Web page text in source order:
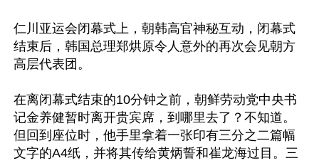
仁川亚运会闭幕式上，朝韩高官神秘互动，闭幕式
结束后，韩国总理郑烘原令人意外的再次会见朝方
高层代表团。
在离闭幕式结束的10分钟之前，朝鲜劳动党中央书
记金养健暂时离开贵宾席，到哪里去了？不知道。
但回到座位时，他手里拿着一张印有三分之二篇幅
文字的A4纸，并将其传给黄炳誓和崔龙海过目。三